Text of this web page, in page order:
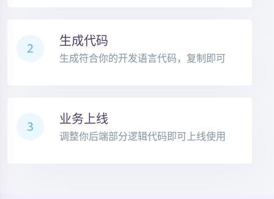
2
生成代码
生成符合你的开发语言代码，复制即可
3
业务上线
调整你后端部分逻辑代码即可上线使用